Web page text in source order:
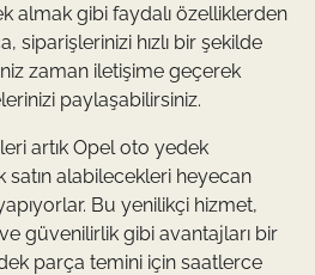
almak gibi faydalı özelliklerden
siparişlerinizi hızlı bir şekilde
zaman iletişime geçerek
paylaşabilirsiniz.
artık Opel oto yedek
satın alabilecekleri heyecan
Bu yenilikçi hizmet,
güvenilirlik gibi avantajları bir
parça temini için saatlerce